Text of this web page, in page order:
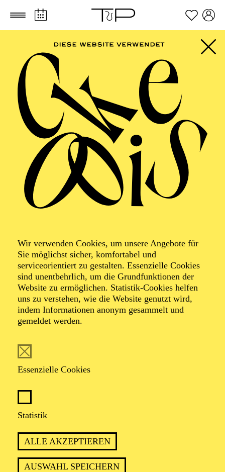
Zum Hauptinhalt springen Zum Footer springen
Wir verwenden Cookies, um unsere Angebote für
Sie möglichst sicher, komfortabel und
serviceorientiert zu gestalten. Essenzielle Cookies
sind unentbehrlich, um die Grundfunktionen der
Website zu ermöglichen. Statistik-Cookies helfen
uns zu verstehen, wie die Website genutzt wird,
indem Informationen anonym gesammelt und
gemeldet werden.
Essenzielle Cookies
Statistik
ALLE AKZEPTIEREN
AUSWAHL SPEICHERN
AALTO
MUSIKTHEATER,
AALTO BALLETT
ESSEN
Öffentliche
Theater­führung
Zweistündiger öffentlicher Rundgang durch das Aalto-
ca. 2 Stunden